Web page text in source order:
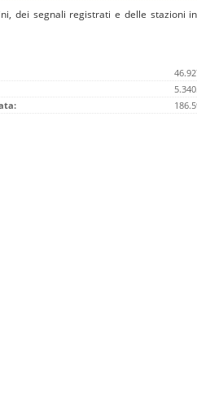
dei segnali registrati e delle stazioni